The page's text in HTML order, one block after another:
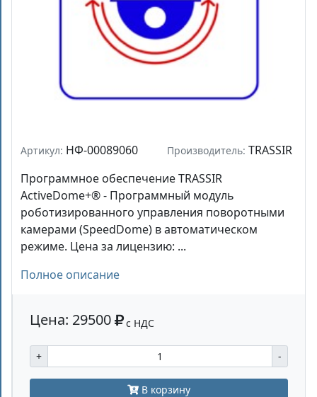
Артикул: НФ-00089060 Производитель: TRASSIR
Программное обеспечение TRASSIR
ActiveDome+® - Программный модуль
роботизированного управления поворотными
камерами (SpeedDome) в автоматическом
режиме. Цена за лицензию: ...
Полное описание
Цена: 29500 с НДС
+ -
В корзину